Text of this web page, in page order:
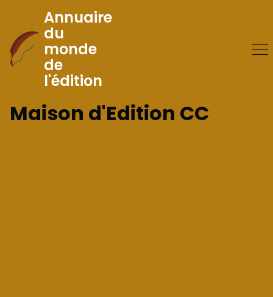
Skip
to
Content
Annuaire
du
monde
de
l'édition
Maison d'Edition CC